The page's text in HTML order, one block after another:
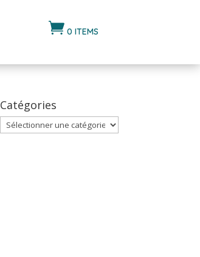
 0 ITEMS
Catégories
Catégories